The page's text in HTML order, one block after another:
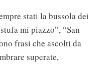
stati la bussola dei
mi piazzo”, “San
frasi che ascolti da
superate,